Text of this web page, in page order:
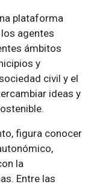
plataforma
agentes
ámbitos
y
civil y el
ideas y
figura conocer
la
Entre las